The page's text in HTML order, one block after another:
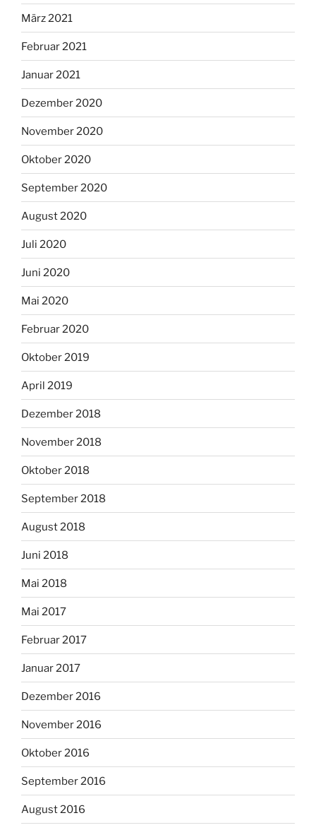
März 2021
Februar 2021
Januar 2021
Dezember 2020
November 2020
Oktober 2020
September 2020
August 2020
Juli 2020
Juni 2020
Mai 2020
Februar 2020
Oktober 2019
April 2019
Dezember 2018
November 2018
Oktober 2018
September 2018
August 2018
Juni 2018
Mai 2018
Mai 2017
Februar 2017
Januar 2017
Dezember 2016
November 2016
Oktober 2016
September 2016
August 2016